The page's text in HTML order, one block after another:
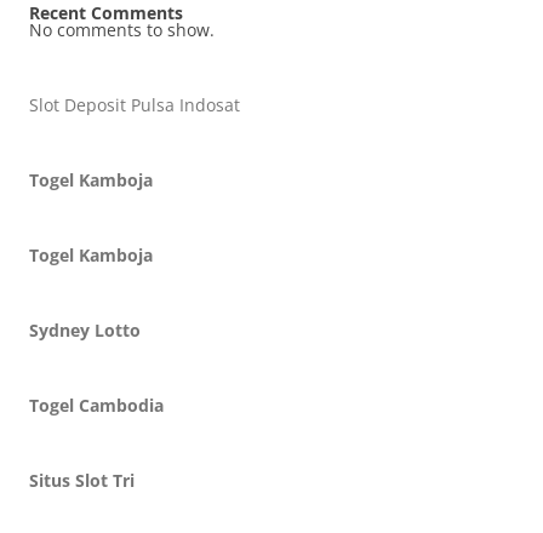
Recent Comments
No comments to show.
Slot Deposit Pulsa Indosat
Togel Kamboja
Togel Kamboja
Sydney Lotto
Togel Cambodia
Situs Slot Tri